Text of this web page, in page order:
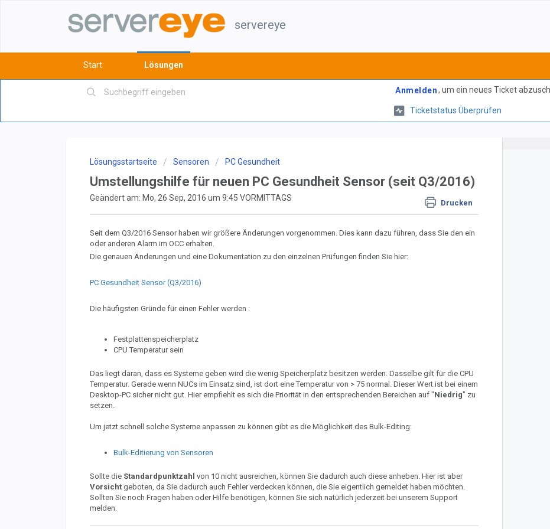
servereye
Start Lösungen
Anmelden, um ein neues Ticket
Ticketstatus Überprüfen
Lösungsstartseite Sensoren PC Gesundheit
Umstellungshilfe für neuen PC Gesundheit Sensor (seit Q3/2016)
Drucken
Geändert am: Mo, 26 Sep, 2016 um 9:45 VORMITTAGS
Seit dem Q3/2016 Sensor haben wir größere Änderungen vorgenommen. Dies kann dazu führen, dass Sie den ein
oder anderen Alarm im OCC erhalten.
Die genauen Änderungen und eine Dokumentation zu den einzelnen Prüfungen finden Sie hier:
PC Gesundheit Sensor (Q3/2016)
Die häufigsten Gründe für einen Fehler werden :
Festplattenspeicherplatz
CPU Temperatur sein
Das liegt daran, dass es Systeme geben wird die wenig Speicherplatz besitzen werden. Dasselbe gilt für die CPU
Temperatur. Gerade wenn NUCs im Einsatz sind, ist dort eine Temperatur von > 75 normal. Dieser Wert ist bei einem
Desktop-PC sicher nicht gut. Hier empfiehlt es sich die Priorität in den entsprechenden Bereichen auf "Niedrig" zu
setzen.
Um jetzt schnell solche Systeme anpassen zu können gibt es die Möglichkeit des Bulk-Editing:
Bulk-Editierung von Sensoren
Sollte die Standardpunktzahl von 10 nicht ausreichen, können Sie dadurch auch diese anheben. Hier ist aber
Vorsicht geboten, da Sie dadurch auch Fehler verdecken können, die Sie eigentlich gemeldet haben möchten.
Sollten Sie noch Fragen haben oder Hilfe benötigen, können Sie sich natürlich jederzeit bei unserem Support
melden.